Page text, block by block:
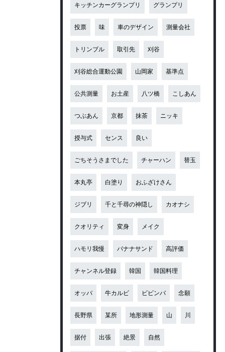
キッチンカーグランプリ グランプリ
投票 味 車のデザイン 測量会社
トリンブル 取引先 刈谷
刈谷総合運動公園 山岡家 基準点
公共測量 お土産 八ツ橋 こしあん
つぶあん 京都 抹茶 ニッキ
授与式 センス 良い
ごちそうさまでした チャーハン 替玉
本丸亭 白塗り おふざけさん
ジブリ 千と千尋の神隠し カオナシ
クオリティ 変身 メイク
ハモリ我慢 バナナサンド 高評価
チャンネル登録 韓国 韓国料理
オッパ 牛カルビ ビビンバ 念願
長野県 某所 地形測量 山 川
据付 出張 絶景 自然